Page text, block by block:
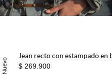
Nuevo
Vestido corto fluido con animal print en café para mujer
$ 269.900